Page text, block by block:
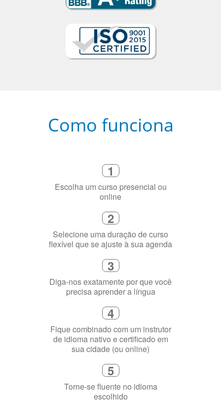
Como funciona
Escolha um curso presencial ou
online
Selecione uma duração de curso
flexível que se ajuste à sua agenda
Diga-nos exatamente por que você
precisa aprender a língua
Fique combinado com um instrutor
de idioma nativo e certificado em
sua cidade (ou online)
5
Torne-se fluente no idioma
escolhido